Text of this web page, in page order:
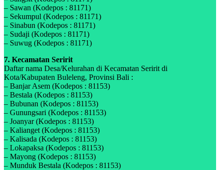
– Sawan (Kodepos : 81171)
– Sekumpul (Kodepos : 81171)
– Sinabun (Kodepos : 81171)
– Sudaji (Kodepos : 81171)
– Suwug (Kodepos : 81171)
7. Kecamatan Seririt
Daftar nama Desa/Kelurahan di Kecamatan Seririt di
Kota/Kabupaten Buleleng, Provinsi Bali :
– Banjar Asem (Kodepos : 81153)
– Bestala (Kodepos : 81153)
– Bubunan (Kodepos : 81153)
– Gunungsari (Kodepos : 81153)
– Joanyar (Kodepos : 81153)
– Kalianget (Kodepos : 81153)
– Kalisada (Kodepos : 81153)
– Lokapaksa (Kodepos : 81153)
– Mayong (Kodepos : 81153)
– Munduk Bestala (Kodepos : 81153)